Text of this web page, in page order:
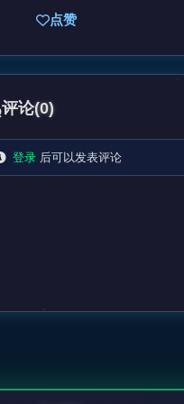
点赞
评论(0)
登录 后可以发表评论